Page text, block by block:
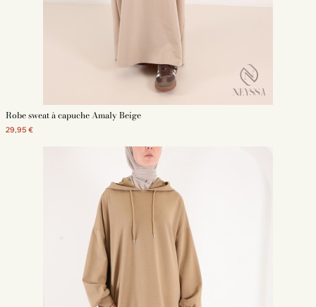
Robe sweat à capuche Amaly Beige
29,95 €